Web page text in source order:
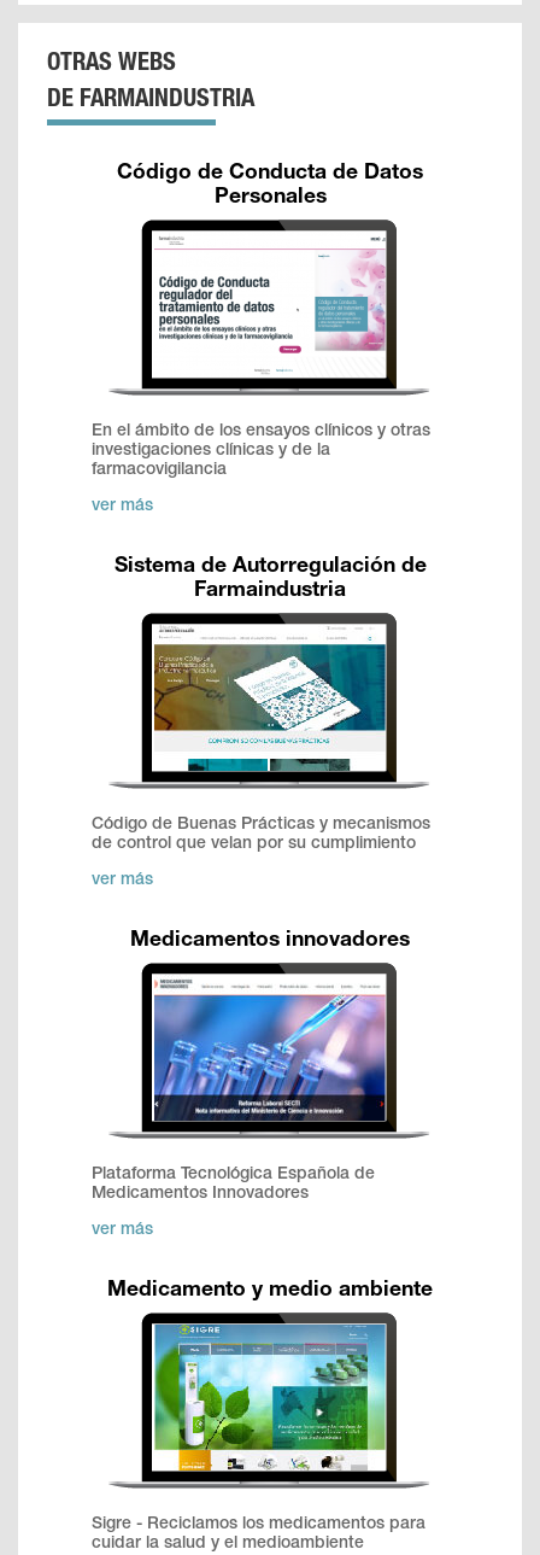
OTRAS WEBS
DE FARMAINDUSTRIA
Código de Conducta de Datos
Personales
En el ámbito de los ensayos clínicos y otras
investigaciones clínicas y de la
farmacovigilancia
ver más
Sistema de Autorregulación de
Farmaindustria
Código de Buenas Prácticas y mecanismos
de control que velan por su cumplimiento
ver más
Medicamentos innovadores
Plataforma Tecnológica Española de
Medicamentos Innovadores
ver más
Medicamento y medio ambiente
Sigre - Reciclamos los medicamentos para
cuidar la salud y el medioambiente